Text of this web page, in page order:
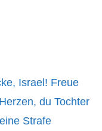
Israel! Freue
du Tochter
Strafe